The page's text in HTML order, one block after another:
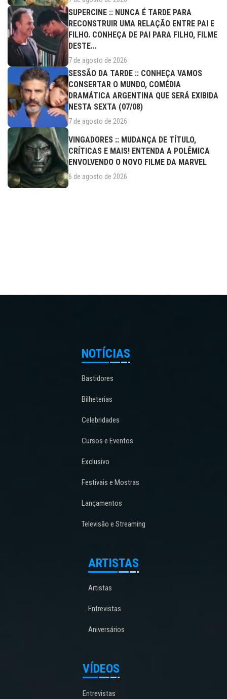
SUPERCINE :: NUNCA É TARDE PARA
RECONSTRUIR UMA RELAÇÃO ENTRE PAI E
FILHO. CONHEÇA DE PAI PARA FILHO, FILME
DESTE...
7 de agosto de 2026
SESSÃO DA TARDE :: CONHEÇA VAMOS
CONSERTAR O MUNDO, COMÉDIA
DRAMÁTICA ARGENTINA QUE SERÁ EXIBIDA
NESTA SEXTA (07/08)
7 de agosto de 2026
VINGADORES :: MUDANÇA DE TÍTULO,
CRÍTICAS E MAIS! ENTENDA A POLÊMICA
ENVOLVENDO O NOVO FILME DA MARVEL
6 de agosto de 2026
NOTÍCIAS
Bastidores
Bilheterias
Celebridades
Cursos e Eventos
Exclusivo
Festivais e Mostras
Lançamentos
Televisão e Streaming
ARTISTAS
Artistas
Entrevistas
Aniversários
VÍDEOS
Entrevistas